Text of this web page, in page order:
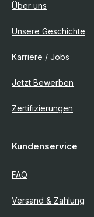
Über uns
Unsere Geschichte
Karriere / Jobs
Jetzt Bewerben
Zertifizierungen
Kundenservice
FAQ
Versand & Zahlung